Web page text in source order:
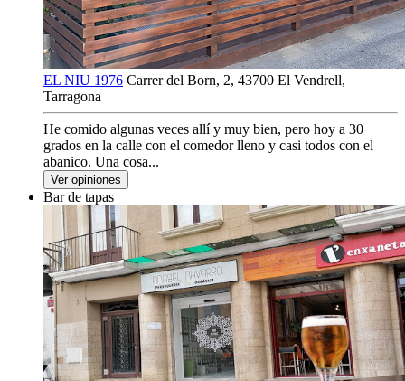
EL NIU 1976 Carrer del Born, 2, 43700 El Vendrell,
Tarragona
He comido algunas veces allí y muy bien, pero hoy a 30
grados en la calle con el comedor lleno y casi todos con el
abanico. Una cosa...
Ver opiniones
Bar de tapas